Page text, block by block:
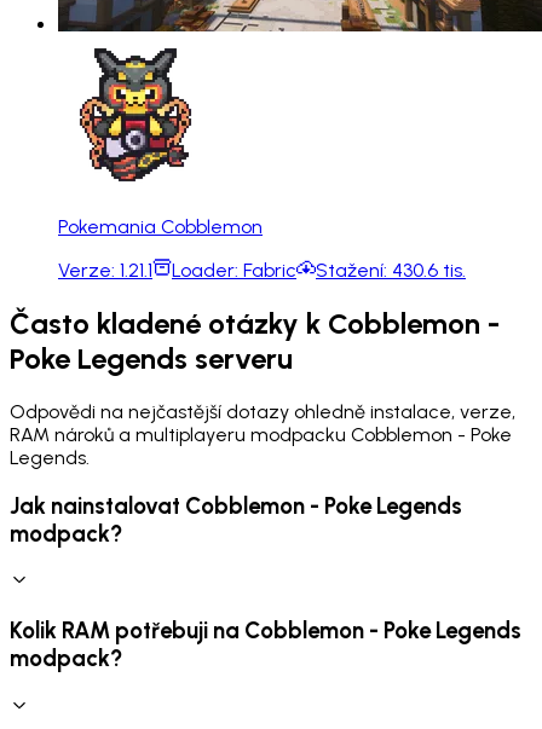
Pokemania Cobblemon
Verze: 1.21.1 Loader: Fabric Stažení: 430.6 tis.
Často kladené otázky k Cobblemon -
Poke Legends serveru
Odpovědi na nejčastější dotazy ohledně instalace, verze,
RAM nároků a multiplayeru modpacku Cobblemon - Poke
Legends.
Jak nainstalovat Cobblemon - Poke Legends
modpack?
Kolik RAM potřebuji na Cobblemon - Poke Legends
modpack?